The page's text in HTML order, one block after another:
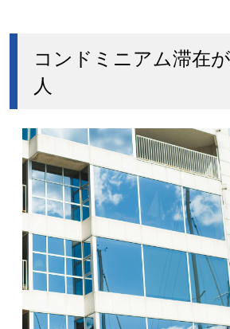
コンドミニアム滞在
人